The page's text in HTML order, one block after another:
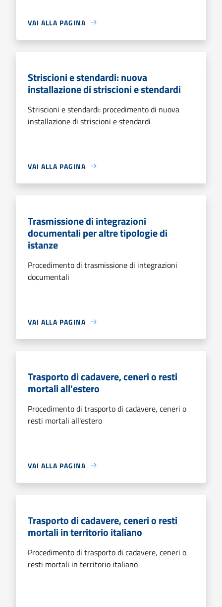
VAI ALLA PAGINA
Striscioni e stendardi: nuova
installazione di striscioni e stendardi
Striscioni e stendardi: procedimento di nuova
installazione di striscioni e stendardi
VAI ALLA PAGINA
Trasmissione di integrazioni
documentali per altre tipologie di
istanze
Procedimento di trasmissione di integrazioni
documentali
VAI ALLA PAGINA
Trasporto di cadavere, ceneri o resti
mortali all'estero
Procedimento di trasporto di cadavere, ceneri o
resti mortali all'estero
VAI ALLA PAGINA
Trasporto di cadavere, ceneri o resti
mortali in territorio italiano
Procedimento di trasporto di cadavere, ceneri o
resti mortali in territorio italiano